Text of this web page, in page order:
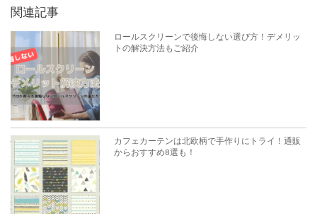
関連記事
ロールスクリーンで後悔しない選び方！デメリッ
トの解決方法もご紹介
カフェカーテンは北欧柄で手作りにトライ！通販
からおすすめ8選も！